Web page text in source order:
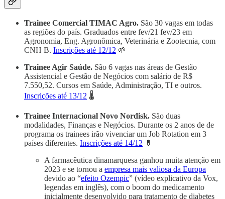
Trainee Comercial TIMAC Agro. São 30 vagas em todas
as regiões do país. Graduados entre fev/21 fev/23 em
Agronomia, Eng. Agronômica, Veterinária e Zootecnia, com
CNH B. Inscrições até 12/12 🌱
Trainee Agir Saúde. São 6 vagas nas áreas de Gestão
Assistencial e Gestão de Negócios com salário de R$
7.550,52. Cursos em Saúde, Administração, TI e outros.
Inscrições até 13/12 🌡️
Trainee Internacional Novo Nordisk. São duas
modalidades, Finanças e Negócios. Durante os 2 anos de de
programa os trainees irão vivenciar um Job Rotation em 3
países diferentes. Inscrições até 14/12 💊
A farmacêutica dinamarquesa ganhou muita atenção em
2023 e se tornou a empresa mais valiosa da Europa
devido ao “efeito Ozempic” (vídeo explicativo da Vox,
legendas em inglês), com o boom do medicamento
inicialmente desenvolvido para tratamento de diabetes